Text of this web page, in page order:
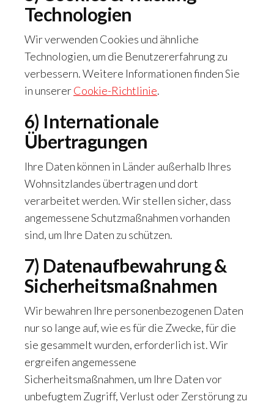
Technologien
Wir verwenden Cookies und ähnliche
Technologien, um die Benutzererfahrung zu
verbessern. Weitere Informationen finden Sie
in unsererCookie-Richtlinie.
6) Internationale
Übertragungen
Ihre Daten können in Länder außerhalb Ihres
Wohnsitzlandes übertragen und dort
verarbeitet werden. Wir stellen sicher, dass
angemessene Schutzmaßnahmen vorhanden
sind, um Ihre Daten zu schützen.
7) Datenaufbewahrung &
Sicherheitsmaßnahmen
Wir bewahren Ihre personenbezogenen Daten
nur so lange auf, wie es für die Zwecke, für die
sie gesammelt wurden, erforderlich ist. Wir
ergreifen angemessene
Sicherheitsmaßnahmen, um Ihre Daten vor
unbefugtem Zugriff, Verlust oder Zerstörung zu